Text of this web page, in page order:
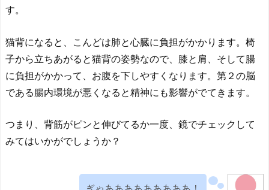
す。
猫背になると、こんどは肺と心臓に負担がかかります。椅
子から立ちあがると猫背の姿勢なので、膝と肩、そして腸
に負担がかかって、お腹を下しやすくなります。第２の脳
である腸内環境が悪くなると精神にも影響がでてきます。
つまり、背筋がピンと伸びてるか一度、鏡でチェックして
みてはいかがでしょうか？